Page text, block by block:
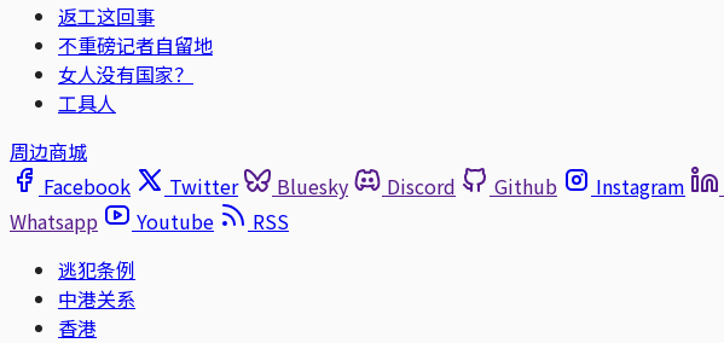
返工这回事
不重磅记者自留地
女人没有国家？
工具人
周边商城
Facebook
Twitter Bluesky Discord Github Instagram
Whatsapp
Youtube
RSS
逃犯条例
中港关系
香港